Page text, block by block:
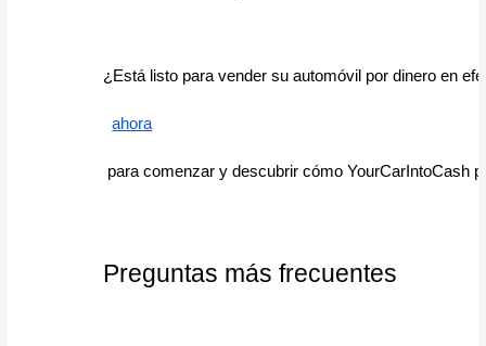
¿Está listo para vender su automóvil por dinero en
ahora
para comenzar y descubrir cómo YourCarIntoCash
Preguntas más frecuentes